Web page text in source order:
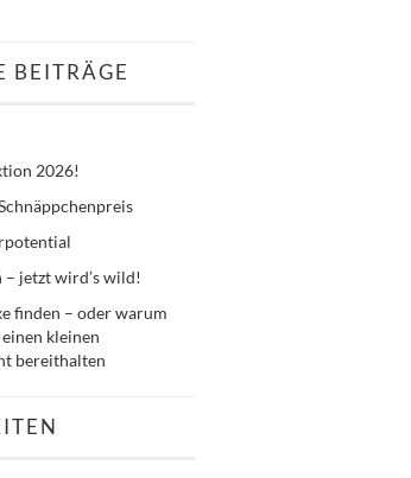
BEITRÄGE
2026!
– jetzt wird’s wild!
finden – oder warum
kleinen
bereithalten